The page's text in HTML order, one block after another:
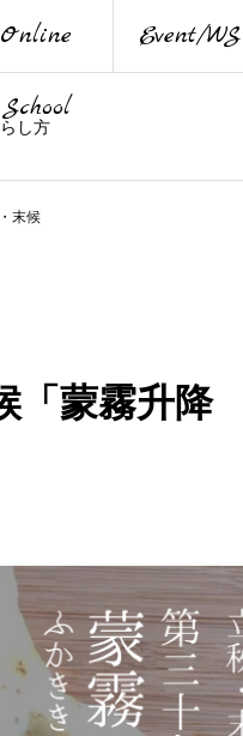
し方
Online
School
Event/WS
末候
「蒙霧升降